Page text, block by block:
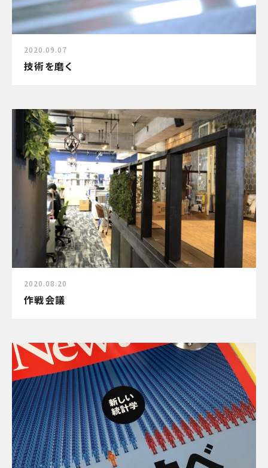
2020.09.07
技術を磨く
2020.08.20
作戦会議